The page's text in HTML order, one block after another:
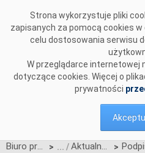
Strona wykorzystuje pliki
zapisanych za pomocą cookies
celu dostosowania serwisu
W przeglądarce internetowej
dotyczące cookies. Więcej o
prywatności
Biuro prasowe > Aktualności >